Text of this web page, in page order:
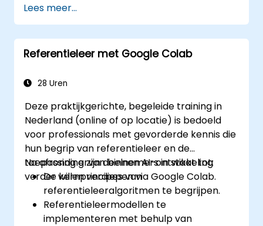
de flow van een Python-programma te
beheren.
Functies te creëren om code efficiënt te
organiseren en hergebruiken.
programmeren te ontdekken en te
Lees meer...
Referentieleer met Google Colab
28 Uren
Deze praktijkgerichte, begeleide training in
Nederland (online of op locatie) is bedoeld
voor professionals met gevorderde kennis die
hun begrip van referentieleer en de
toepassing ervan binnen AI-ontwikkeling
verder willen verdiepen via Google Colab.
Na afronding zijn deelnemers in staat tot:
De kernprincipes van
referentieleeralgoritmen te begrijpen.
Referentieleermodellen te
implementeren met behulp van